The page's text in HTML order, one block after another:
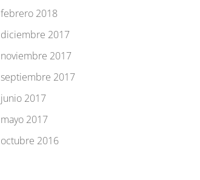
febrero 2018
diciembre 2017
noviembre 2017
septiembre 2017
junio 2017
mayo 2017
octubre 2016